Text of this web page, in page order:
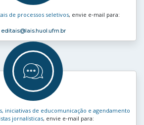
de processos seletivos, envie e‑mail para:
editais@lais.huol.ufrn.br
iniciativas de educomunicação e agendamento
jornalísticas, envie e‑mail para: